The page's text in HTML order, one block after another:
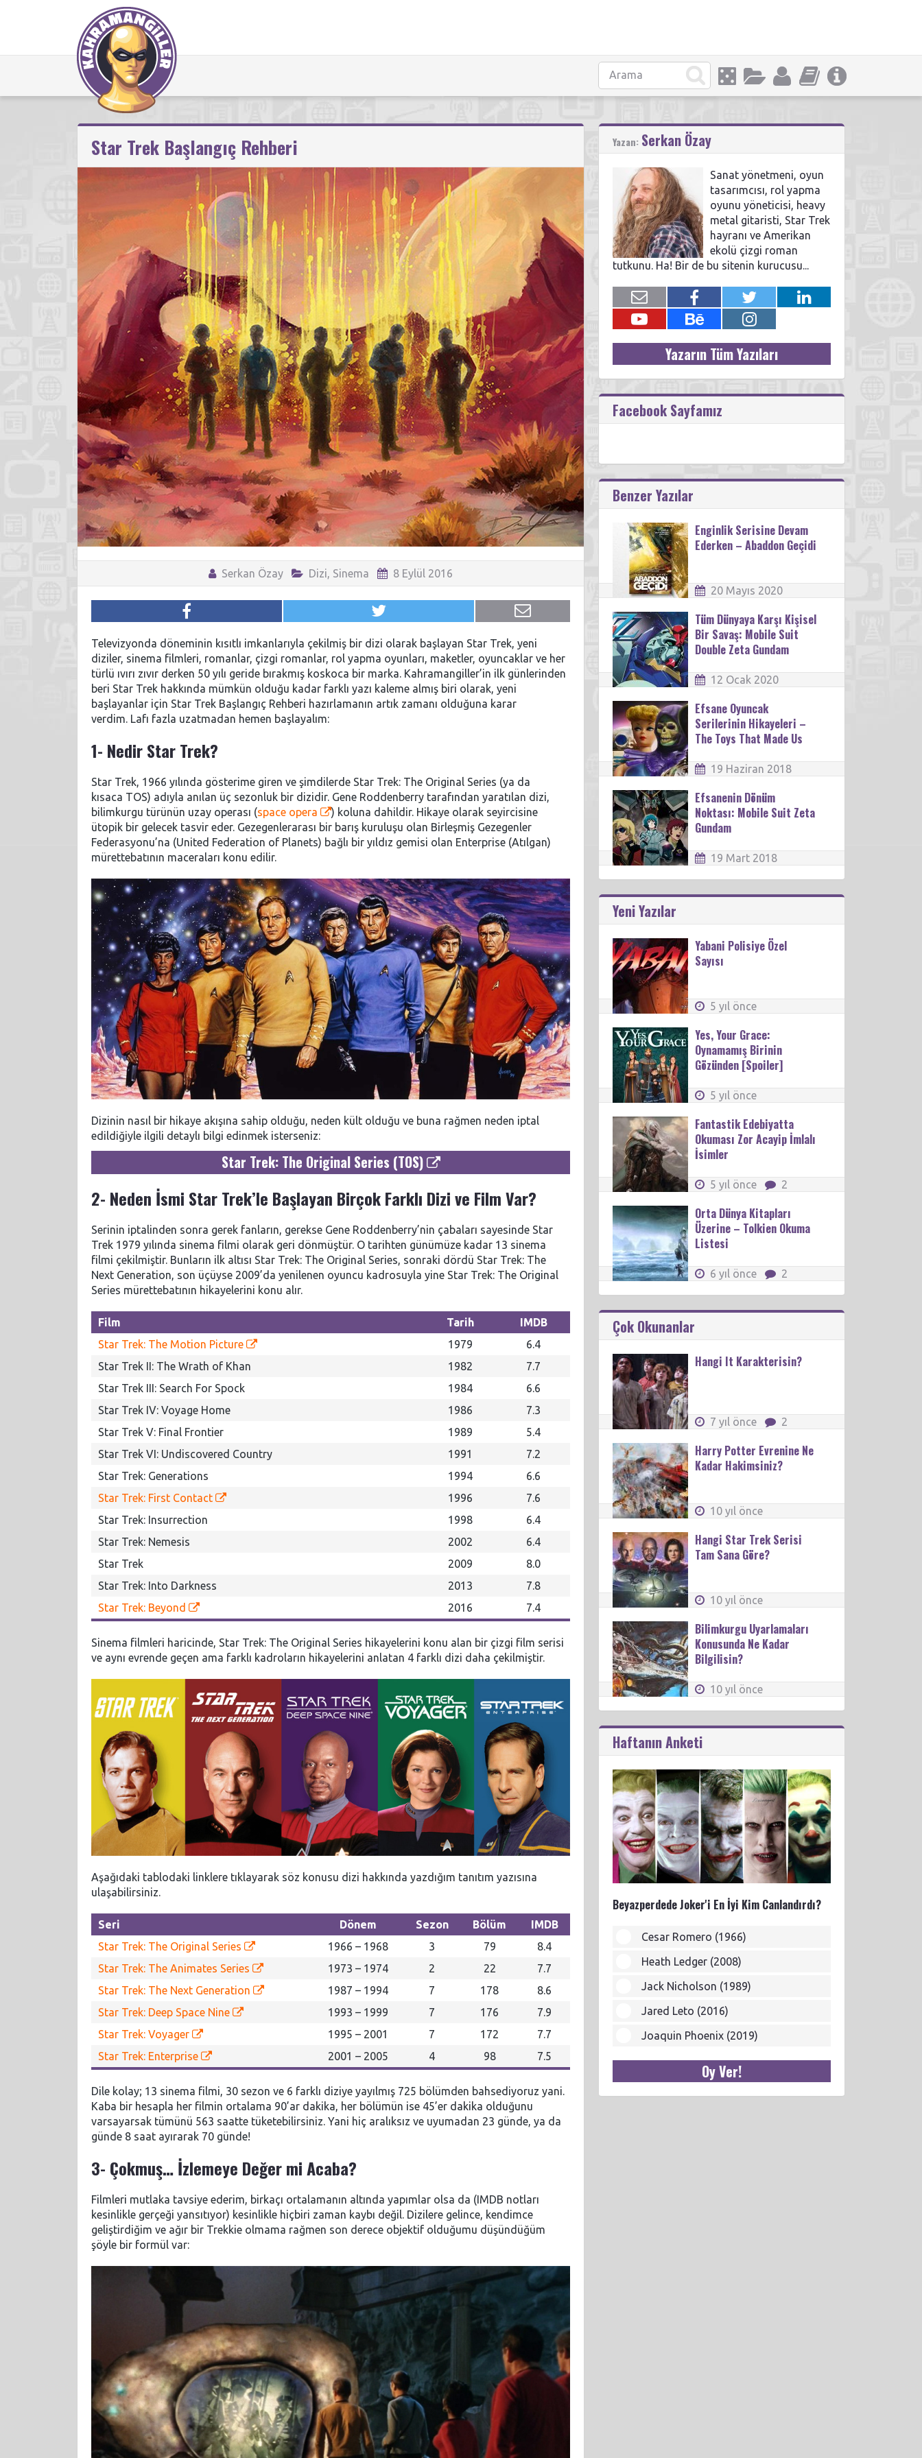
Star Trek Başlangıç Rehberi
Serkan Özay Dizi, Sinema 8 Eylül 2016
Televizyonda döneminin kısıtlı imkanlarıyla çekilmiş bir dizi olarak başlayan Star Trek, yeni
diziler, sinema filmleri, romanlar, çizgi romanlar, rol yapma oyunları, maketler, oyuncaklar ve her
türlü ıvırı zıvır derken 50 yılı geride bırakmış koskoca bir marka. Kahramangiller’in ilk günlerinden
beri Star Trek hakkında mümkün olduğu kadar farklı yazı kaleme almış biri olarak, yeni
başlayanlar için Star Trek Başlangıç Rehberi hazırlamanın artık zamanı olduğuna karar
verdim. Lafı fazla uzatmadan hemen başlayalım:
1- Nedir Star Trek?
Star Trek, 1966 yılında gösterime giren ve şimdilerde Star Trek: The Original Series (ya da
kısaca TOS) adıyla anılan üç sezonluk bir dizidir. Gene Roddenberry tarafından yaratılan dizi,
bilimkurgu türünün uzay operası (space opera
) koluna dahildir. Hikaye olarak seyircisine
ütopik bir gelecek tasvir eder. Gezegenlerarası bir barış kuruluşu olan Birleşmiş Gezegenler
Federasyonu’na (United Federation of Planets) bağlı bir yıldız gemisi olan Enterprise (Atılgan)
mürettebatının maceraları konu edilir.
Dizinin nasıl bir hikaye akışına sahip olduğu, neden kült olduğu ve buna rağmen neden iptal
edildiğiyle ilgili detaylı bilgi edinmek isterseniz:
Star Trek: The Original Series (TOS)
2- Neden İsmi Star Trek’le Başlayan Birçok Farklı Dizi ve Film Var?
Serinin iptalinden sonra gerek fanların, gerekse Gene Roddenberry’nin çabaları sayesinde Star
Trek 1979 yılında sinema filmi olarak geri dönmüştür. O tarihten günümüze kadar 13 sinema
filmi çekilmiştir. Bunların ilk altısı Star Trek: The Original Series, sonraki dördü Star Trek: The
Next Generation, son üçüyse 2009’da yenilenen oyuncu kadrosuyla yine Star Trek: The Original
Series mürettebatının hikayelerini konu alır.
Film Tarih
IMDB
Star Trek: The Motion Picture
1979
6.4
Star Trek II: The Wrath of Khan
1982
7.7
Star Trek III: Search For Spock
1984
6.6
Star Trek IV: Voyage Home
1986
7.3
Star Trek V: Final Frontier
1989
5.4
Star Trek VI: Undiscovered Country
1991
7.2
Star Trek: Generations
1994
6.6
Star Trek: First Contact
1996
7.6
Star Trek: Insurrection
1998
6.4
Star Trek: Nemesis
2002
6.4
Star Trek
2009
8.0
Star Trek: Into Darkness
2013
7.8
Star Trek: Beyond
2016 7.4
Sinema filmleri haricinde, Star Trek: The Original Series hikayelerini konu alan bir çizgi film serisi
ve aynı evrende geçen ama farklı kadroların hikayelerini anlatan 4 farklı dizi daha çekilmiştir.
Aşağıdaki tablodaki linklere tıklayarak söz konusu dizi hakkında yazdığım tanıtım yazısına
ulaşabilirsiniz.
Seri Dönem Sezon Bölüm
IMDB
Star Trek: The Original Series
1966 – 1968 3 79
8.4
Star Trek: The Animates Series
1973 – 1974 2 22
7.7
Star Trek: The Next Generation
1987 – 1994 7 178
8.6
Star Trek: Deep Space Nine
1993 – 1999 7 176
7.9
Star Trek: Voyager
1995 – 2001 7 172
7.7
Star Trek: Enterprise
2001 – 2005 4 98 7.5
Dile kolay; 13 sinema filmi, 30 sezon ve 6 farklı diziye yayılmış 725 bölümden bahsediyoruz yani.
Kaba bir hesapla her filmin ortalama 90’ar dakika, her bölümün ise 45’er dakika olduğunu
varsayarsak tümünü 563 saatte tüketebilirsiniz. Yani hiç aralıksız ve uyumadan 23 günde, ya da
günde 8 saat ayırarak 70 günde!
3- Çokmuş… İzlemeye Değer mi Acaba?
Filmleri mutlaka tavsiye ederim, birkaçı ortalamanın altında yapımlar olsa da (IMDB notları
kesinlikle gerçeği yansıtıyor) kesinlikle hiçbiri zaman kaybı değil. Dizilere gelince, kendimce
geliştirdiğim ve ağır bir Trekkie olmama rağmen son derece objektif olduğumu düşündüğüm
şöyle bir formül var:
Yazan: Serkan Özay
Sanat yönetmeni, oyun
tasarımcısı, rol yapma
oyunu yöneticisi, heavy
metal gitaristi, Star Trek
hayranı ve Amerikan
ekolü çizgi roman
tutkunu. Ha! Bir de bu sitenin kurucusu...
Yazarın Tüm Yazıları
Facebook Sayfamız
Benzer Yazılar
Enginlik Serisine Devam
Ederken – Abaddon Geçidi
20 Mayıs 2020
Tüm Dünyaya Karşı Kişisel
Bir Savaş: Mobile Suit
Double Zeta Gundam
12 Ocak 2020
Efsane Oyuncak
Serilerinin Hikayeleri –
The Toys That Made Us
19 Haziran 2018
Efsanenin Dönüm
Noktası: Mobile Suit Zeta
Gundam
19 Mart 2018
Yeni Yazılar
Yabani Polisiye Özel
Sayısı
5 yıl önce
Yes, Your Grace:
Oynamamış Birinin
Gözünden [Spoiler]
5 yıl önce
Fantastik Edebiyatta
Okuması Zor Acayip İmlalı
İsimler
5 yıl önce 2
Orta Dünya Kitapları
Üzerine – Tolkien Okuma
Listesi
6 yıl önce 2
Çok Okunanlar
Hangi It Karakterisin?
7 yıl önce 2
Harry Potter Evrenine Ne
Kadar Hakimsiniz?
10 yıl önce
Hangi Star Trek Serisi
Tam Sana Göre?
10 yıl önce
Bilimkurgu Uyarlamaları
Konusunda Ne Kadar
Bilgilisin?
10 yıl önce
Haftanın Anketi
Beyazperdede Joker'i En İyi Kim Canlandırdı?
Cesar Romero (1966)
Heath Ledger (2008)
Jack Nicholson (1989)
Jared Leto (2016)
Joaquin Phoenix (2019)
Oy Ver!